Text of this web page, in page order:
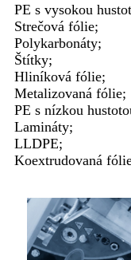
PE s vysokou
Strečová fólie;
Polykarbonáty;
Štítky;
Hliníková fólie;
Metalizovaná fólie;
PE s nízkou
Lamináty;
LLDPE;
Koextrudovaná